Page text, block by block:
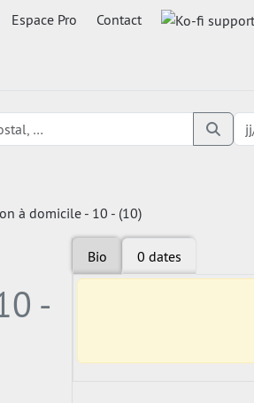
Espace Pro Contact
à domicile - 10 - (10)
-
Bio 0 dates